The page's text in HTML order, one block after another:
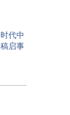
代中
启事